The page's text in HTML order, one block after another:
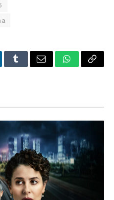
TumblrEmail WhatsApp
Copy